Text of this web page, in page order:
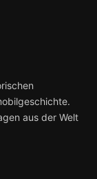
aus der Welt